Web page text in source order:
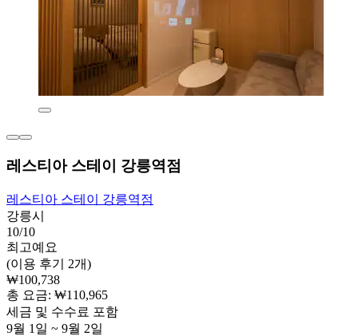
레스티아 스테이 강릉역점
레스티아 스테이 강릉역점
강릉시
10/10
최고예요
(이용 후기 2개)
₩100,738
총 요금: ₩110,965
세금 및 수수료 포함
9월 1일 ~ 9월 2일